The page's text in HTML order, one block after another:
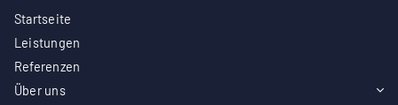
Startseite
Leistungen
Referenzen
Über uns